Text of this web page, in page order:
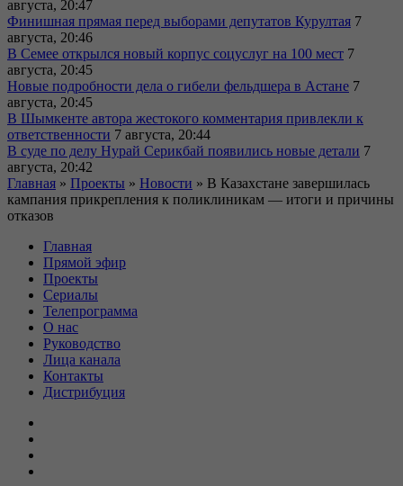
августа, 20:47
Финишная прямая перед выборами депутатов Курултая 7
августа, 20:46
В Семее открылся новый корпус соцуслуг на 100 мест 7
августа, 20:45
Новые подробности дела о гибели фельдшера в Астане 7
августа, 20:45
В Шымкенте автора жестокого комментария привлекли к
ответственности 7 августа, 20:44
В суде по делу Нурай Серикбай появились новые детали 7
августа, 20:42
Главная » Проекты » Новости » В Казахстане завершилась
кампания прикрепления к поликлиникам — итоги и причины
отказов
Главная
Прямой эфир
Проекты
Сериалы
Телепрограмма
О нас
Руководство
Лица канала
Контакты
Дистрибуция